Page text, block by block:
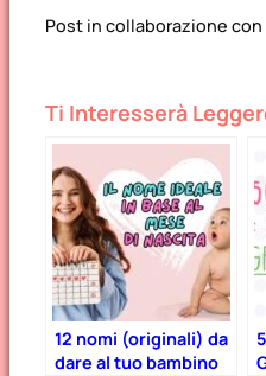
Post in collaborazione con
Ti Interesserà
12 nomi (originali) da
dare al tuo bambino